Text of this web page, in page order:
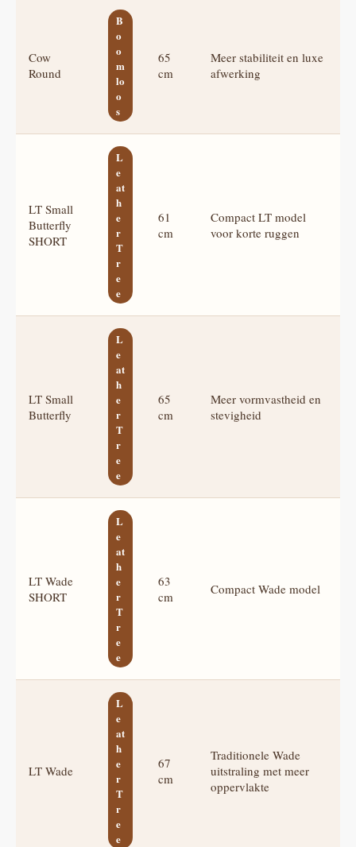
Cow
Round
B
o
o
m
lo
o
s
65
cm
Meer stabiliteit en luxe
afwerking
LT Small
Butterfly
SHORT
L
e
at
h
e
r
T
r
e
e
61
cm
Compact LT model
voor korte ruggen
LT Small
Butterfly
L
e
at
h
e
r
T
r
e
e
65
cm
Meer vormvastheid en
stevigheid
LT Wade
SHORT
L
e
at
h
e
r
T
r
e
e
63
cm
Compact Wade model
LT Wade
L
e
at
h
e
r
T
r
e
e
67
cm
Traditionele Wade
uitstraling met meer
oppervlakte